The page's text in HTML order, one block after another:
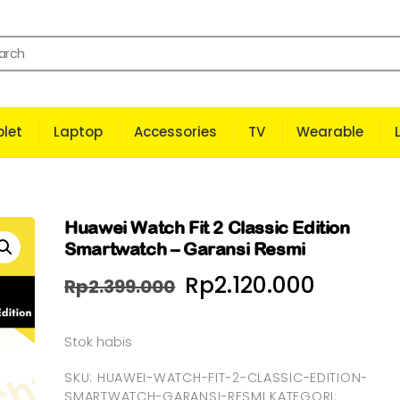
Laptop Accessories TV Wearable
Huawei Watch Fit 2 Classic Edition
Smartwatch – Garansi Resmi
Rp2.399.000 Harga
Rp2.399.000.
Rp2.120.000
adalah:
Stok habis
SKU: HUAWEI-WATCH-FIT-2-CLASSIC-EDITION-
SMARTWATCH-GARANSI-RESMI KATEGORI: